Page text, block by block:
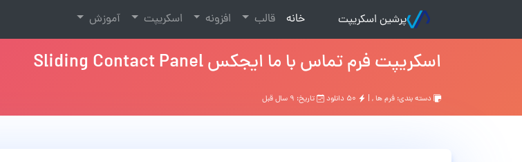
پرشین اسکریپت خانه
(current) قالب افزونه اسکریپت آموزش
اسکریپت فرم تماس با ما ایجکس Sliding Contact Panel
دسته بندی: فرم ها, | تاریخ: ۹ سال قبل